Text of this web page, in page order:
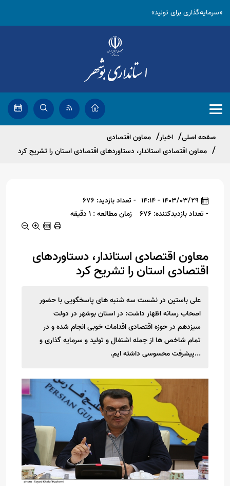
«سرمایه‌گذاری برای تولید»
صفحه اصلی اخبار
معاون اقتصادی
معاون اقتصادی استاندار، دستاوردهای اقتصادی استان را تشریح کرد
1403/03/29 - 14:14
- تعداد بازدید: 676
- تعداد بازدیدکننده: 676
زمان مطالعه : 1 دقیقه
معاون اقتصادی استاندار، دستاوردهای
اقتصادی استان را تشریح کرد
علی باستین در نشست سه شنبه های پاسخگویی با حضور
اصحاب رسانه اظهار داشت: در استان بوشهر در دولت
سیزدهم در حوزه اقتصادی اقدامات خوبی انجام شده و در
تمام شاخص ها از جمله اشتغال و تولید و سرمایه ‌گذاری و
...پیشرفت محسوسی داشته ایم.